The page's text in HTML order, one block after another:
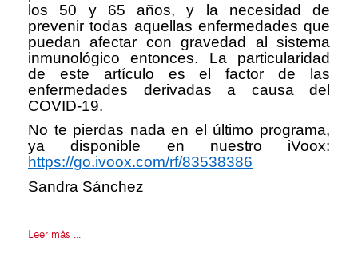
los 50 y 65 años, y la necesidad de
prevenir todas aquellas enfermedades que
puedan afectar con gravedad al sistema
inmunológico entonces. La particularidad
de este artículo es el factor de las
enfermedades derivadas a causa del
COVID-19.
No te pierdas nada en el último programa,
ya disponible en nuestro iVoox:
https://go.ivoox.com/rf/83538386
Sandra Sánchez
Leer más ...